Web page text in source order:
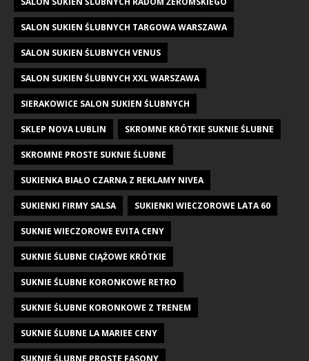
SALON SUKIEN ŚLUBNYCH TARGOWA WARSZAWA
SALON SUKIEN ŚLUBNYCH VENUS
SALON SUKIEN ŚLUBNYCH XXL WARSZAWA
SIERAKOWICE SALON SUKIEN ŚLUBNYCH
SKLEP NOVA LUBLIN SKROMNE KRÓTKIE SUKNIE ŚLUBNE
SKROMNE PROSTE SUKNIE ŚLUBNE
SUKIENKA BIAŁO CZARNA Z REKLAMY NIVEA
SUKIENKI FIRMY SALSA SUKIENKI WIECZOROWE LATA 60
SUKNIE WIECZOROWE EVITA CENY
SUKNIE ŚLUBNE CIĄŻOWE KRÓTKIE
SUKNIE ŚLUBNE KORONKOWE RETRO
SUKNIE ŚLUBNE KORONKOWE Z TRENEM
SUKNIE ŚLUBNE LA MARIEE CENY
SUKNIE ŚLUBNE PROSTE FASONY